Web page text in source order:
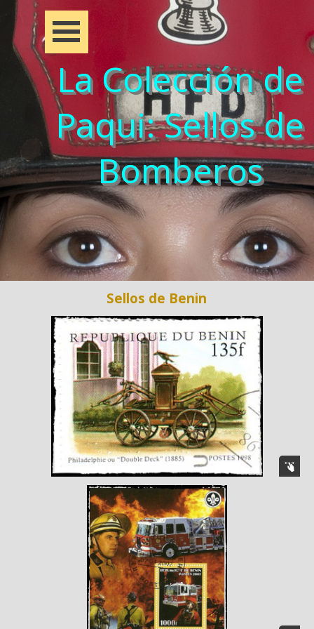
La Colección de
Paqui: Sellos de
Bomberos
Sellos de Benin